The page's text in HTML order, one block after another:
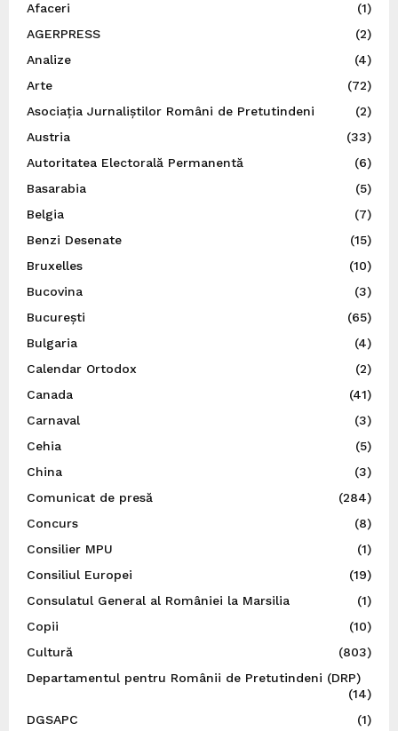
Afaceri
(1)
AGERPRESS
(2)
Analize
(4)
Arte
(72)
Asociația Jurnaliștilor Români de Pretutindeni
(2)
Austria
(33)
Autoritatea Electorală Permanentă
(6)
Basarabia
(5)
Belgia
(7)
Benzi Desenate
(15)
Bruxelles
(10)
Bucovina
(3)
București
(65)
Bulgaria
(4)
Calendar Ortodox
(2)
Canada
(41)
Carnaval
(3)
Cehia
(5)
China
(3)
Comunicat de presă
(284)
Concurs
(8)
Consilier MPU
(1)
Consiliul Europei
(19)
Consulatul General al României la Marsilia
(1)
Copii
(10)
Cultură
(803)
Departamentul pentru Românii de Pretutindeni (DRP)
(14)
DGSAPC
(1)